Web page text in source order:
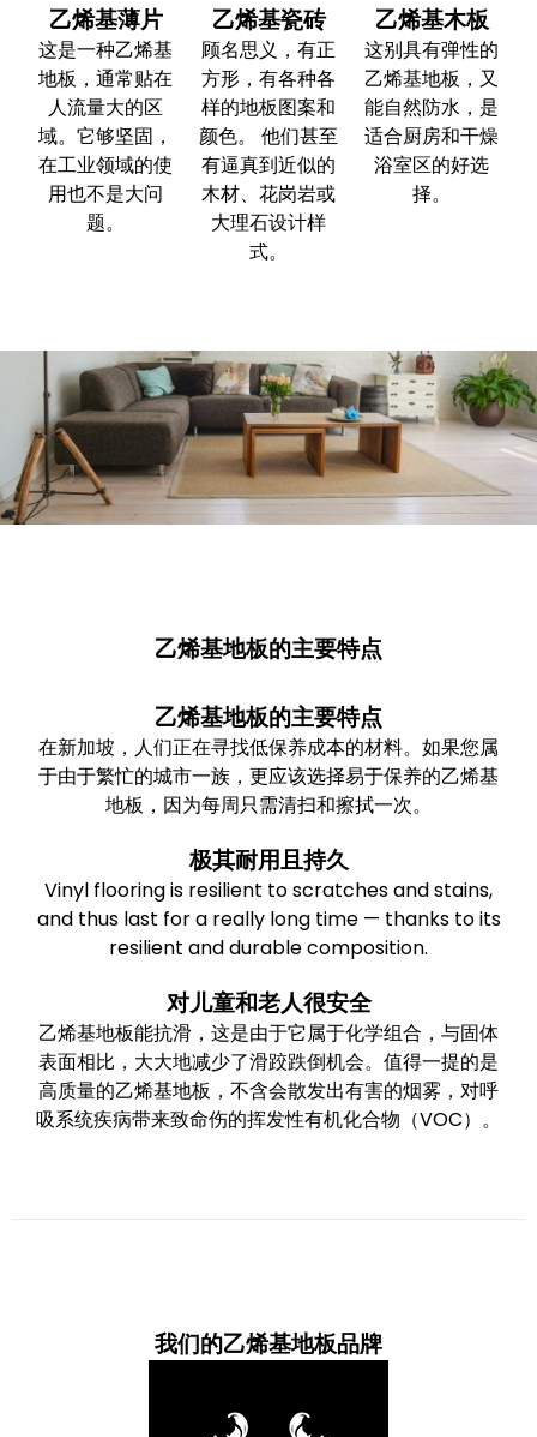
乙烯基薄片
这是一种乙烯基
地板，通常贴在
人流量大的区
域。它够坚固，
在工业领域的使
用也不是大问
题。
乙烯基瓷砖
顾名思义，有正
方形，有各种各
样的地板图案和
颜色。 他们甚至
有逼真到近似的
木材、花岗岩或
大理石设计样
式。
乙烯基木板
这别具有弹性的
乙烯基地板，又
能自然防水，是
适合厨房和干燥
浴室区的好选
择。
乙烯基地板的主要特点
乙烯基地板的主要特点
在新加坡，人们正在寻找低保养成本的材料。如果您属
于由于繁忙的城市一族，更应该选择易于保养的乙烯基
地板，因为每周只需清扫和擦拭一次。
极其耐用且持久
Vinyl flooring is resilient to scratches and stains,
and thus last for a really long time — thanks to its
resilient and durable composition.
对儿童和老人很安全
乙烯基地板能抗滑，这是由于它属于化学组合，与固体
表面相比，大大地减少了滑跤跌倒机会。值得一提的是
高质量的乙烯基地板，不含会散发出有害的烟雾，对呼
吸系统疾病带来致命伤的挥发性有机化合物（VOC）。
我们的乙烯基地板品牌